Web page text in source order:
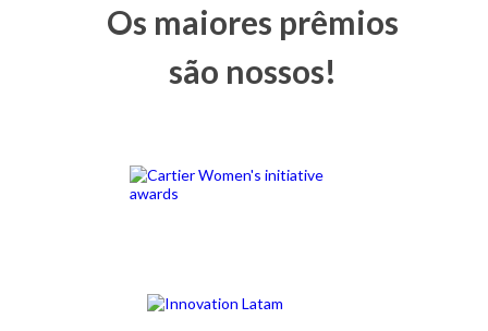
Os maiores prêmios
são nossos!